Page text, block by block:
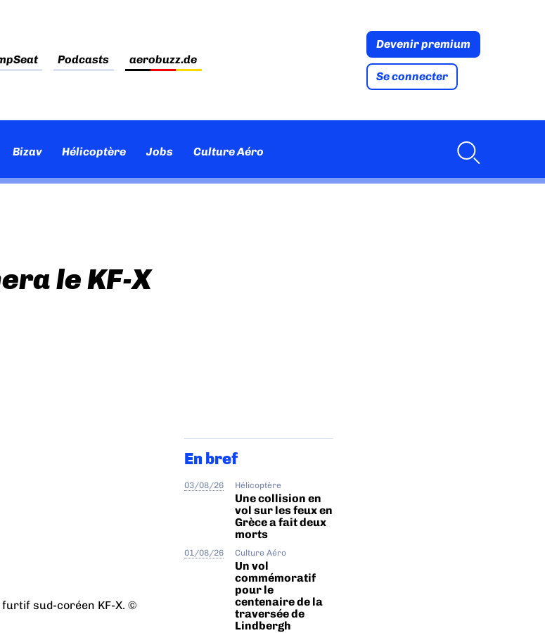
Podcasts aerobuzz.de
Devenir premium
Se connecter
Bizav Hélicoptère Jobs Culture Aéro
le KF-X
furtif sud-coréen KF-X. ©
En bref
03/08/26 Hélicoptère
Une collision en
vol sur les feux en
Grèce a fait deux
morts
01/08/26 Culture Aéro
Un vol
commémoratif
pour le
centenaire de la
traversée de
Lindbergh